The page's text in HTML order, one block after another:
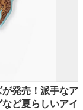
が発売！派手なア
ど夏らしいアイ